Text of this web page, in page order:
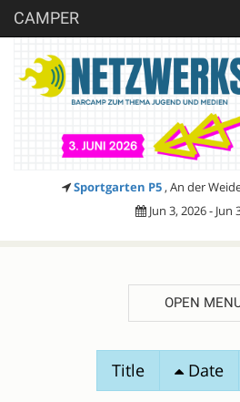
CAMPER
Sportgarten P5 , An der
Jun 3, 2026 - Jun
OPEN
Title Date